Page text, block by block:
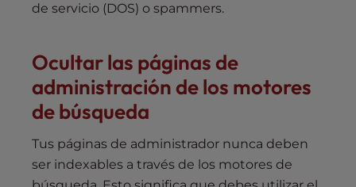
de servicio (DOS) o spammers.
Ocultar las páginas de
administración de los motores
de búsqueda
Tus páginas de administrador nunca deben
ser indexables a través de los motores de